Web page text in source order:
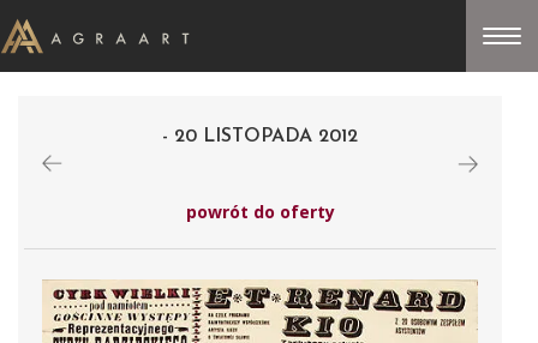
- 20 LISTOPADA 2012
powrót do oferty